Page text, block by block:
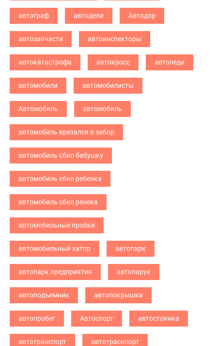
автограф автодели Автодор
автозапчасти автоинспекторы
автокатастрофа автокросс автоледи
автомобили автомобилисты
Автомобиль автомобиль
автомобиль врезался в забор
автомобиль сбил бабушку
автомобиль сбил ребенка
автомобиль сбил ренека
автомобильные пробки
автомобильный хатор автопарк
автопарк предприятия автопарук
автоподъемник автопокрышки
автопробег Автоспорт автостоянка
автотранспорт автотраснпорт